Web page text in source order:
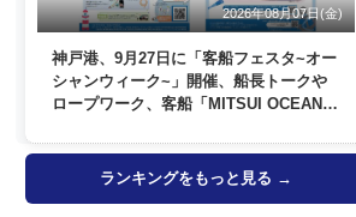
2026年08月07日(金)
神戸港、9月27日に「客船フェスタ~オー
シャンウィーク~」開催、船長トークや
ロープワーク、客船「MITSUI OCEAN
ランキングをもっと見る →